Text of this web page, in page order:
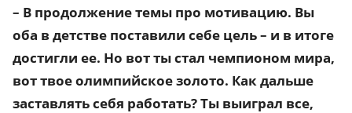
– В продолжение темы про мотивацию. Вы
оба в детстве поставили себе цель – и в итоге
достигли ее. Но вот ты стал чемпионом мира,
вот твое олимпийское золото. Как дальше
заставлять себя работать? Ты выиграл все,